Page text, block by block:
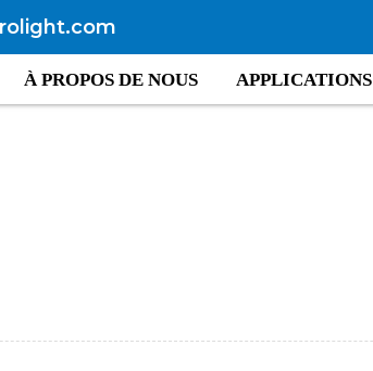
À PROPOS DE NOUS APPLICATIONS